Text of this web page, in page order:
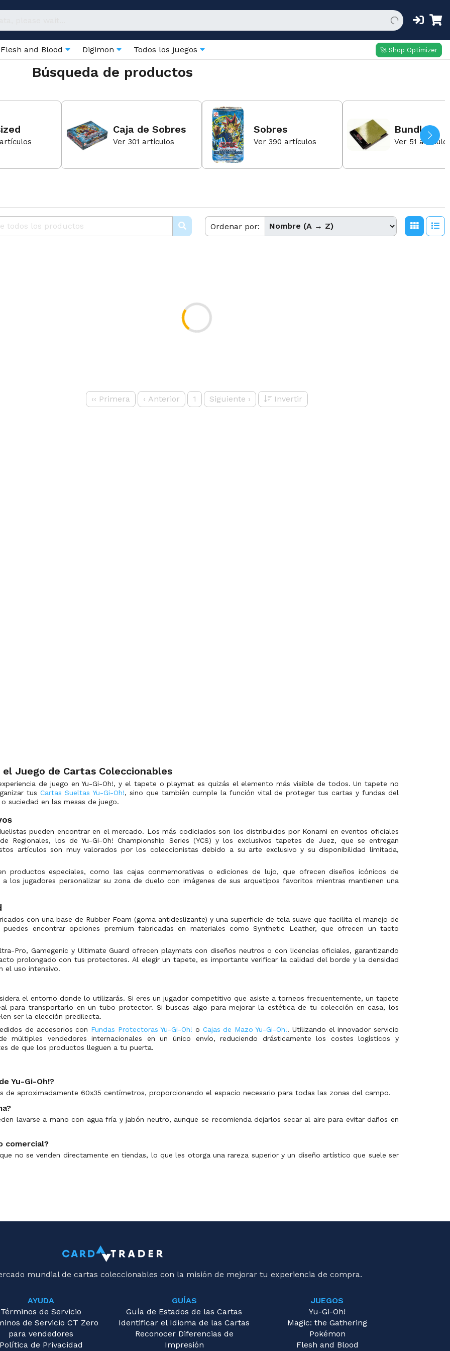
Flesh and Blood Digimon Todos los juegos 🚀 Shop Optimizer
Búsqueda de productos
Caja de Sobres
Ver 301 artículos
Sobres
Ver 390 artículos
Bundles
Ver 51
Ordenar por:
‹‹ Primera ‹ Anterior 1 Siguiente › Invertir
Juego de Cartas Coleccionables
de juego en Yu-Gi-Oh!, y el tapete o playmat es quizás el elemento más visible de todos. Un tapete no
tusCartas Sueltas Yu-Gi-Oh!, sino que también cumple la función vital de proteger tus cartas y fundas del
suciedad en las mesas de juego.
pueden encontrar en el mercado. Los más codiciados son los distribuidos por Konami en eventos oficiales
los de Yu-Gi-Oh! Championship Series (YCS) y los exclusivos tapetes de Juez, que se entregan
artículos son muy valorados por los coleccionistas debido a su arte exclusivo y su disponibilidad limitada,
productos especiales, como las cajas conmemorativas o ediciones de lujo, que ofrecen diseños icónicos de
los jugadores personalizar su zona de duelo con imágenes de sus arquetipos favoritos mientras mantienen una
con una base de Rubber Foam (goma antideslizante) y una superficie de tela suave que facilita el manejo de
encontrar opciones premium fabricadas en materiales como Synthetic Leather, que ofrecen un tacto
Pro, Gamegenic y Ultimate Guard ofrecen playmats con diseños neutros o con licencias oficiales, garantizando
prolongado con tus protectores. Al elegir un tapete, es importante verificar la calidad del borde y la densidad
el uso intensivo.
el entorno donde lo utilizarás. Si eres un jugador competitivo que asiste a torneos frecuentemente, un tapete
para transportarlo en un tubo protector. Si buscas algo para mejorar la estética de tu colección en casa, los
ser la elección predilecta.
de accesorios con Fundas Protectoras Yu-Gi-Oh! o Cajas de Mazo Yu-Gi-Oh!. Utilizando el innovador servicio
múltiples vendedores internacionales en un único envío, reduciendo drásticamente los costes logísticos y
de que los productos lleguen a tu puerta.
Yu-Gi-Oh!?
aproximadamente 60x35 centímetros, proporcionando el espacio necesario para todas las zonas del campo.
lavarse a mano con agua fría y jabón neutro, aunque se recomienda dejarlos secar al aire para evitar daños en
comercial?
no se venden directamente en tiendas, lo que les otorga una rareza superior y un diseño artístico que suele ser
mundial de cartas coleccionables con la misión de mejorar tu experiencia de compra.
AYUDA
Términos de Servicio
de Servicio CT Zero
para vendedores
Política de Privacidad
GUÍAS
Guía de Estados de las Cartas
Identificar el Idioma de las Cartas
Reconocer Diferencias de
Impresión
JUEGOS
Yu-Gi-Oh!
Magic: the Gathering
Pokémon
Flesh and Blood